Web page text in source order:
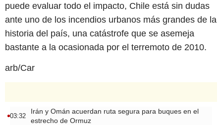
puede evaluar todo el impacto, Chile está sin dudas
ante uno de los incendios urbanos más grandes de la
historia del país, una catástrofe que se asemeja
bastante a la ocasionada por el terremoto de 2010.
arb/Car
03:32
Irán y Omán acuerdan ruta segura para buques en el
estrecho de Ormuz